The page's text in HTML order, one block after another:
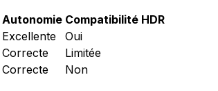
Autonomie Compatibilité HDR
Excellente
Oui
Correcte
Limitée
Correcte Non